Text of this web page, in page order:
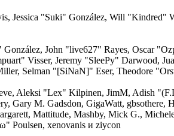
"Suki" González, Will "Kindred"
González, John "live627" Rayes, Oscar
Visser, Jeremy "SleePy" Darwood,
Selman "[SiNaN]" Eser, Theodore
Aleksi "Lex" Kilpinen, JimM, Adish
Gary M. Gadsdon, GigaWatt,
Mattitude, Mashby, Mick G.,
Poulsen, xenovanis и ziycon